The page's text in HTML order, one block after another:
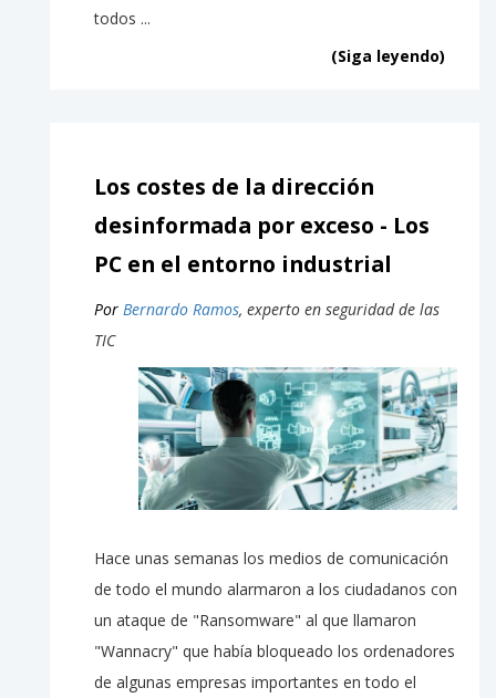
todos ...
(Siga leyendo)
Los costes de la dirección
desinformada por exceso - Los
PC en el entorno industrial
Por Bernardo Ramos, experto en seguridad de las
TIC
Hace unas semanas los medios de comunicación
de todo el mundo alarmaron a los ciudadanos con
un ataque de "Ransomware" al que llamaron
"Wannacry" que había bloqueado los ordenadores
de algunas empresas importantes en todo el